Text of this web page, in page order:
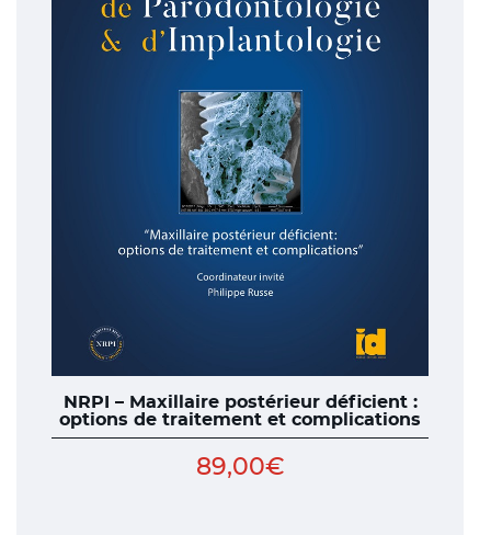
NRPI – Maxillaire postérieur déficient :
options de traitement et complications
89,00€